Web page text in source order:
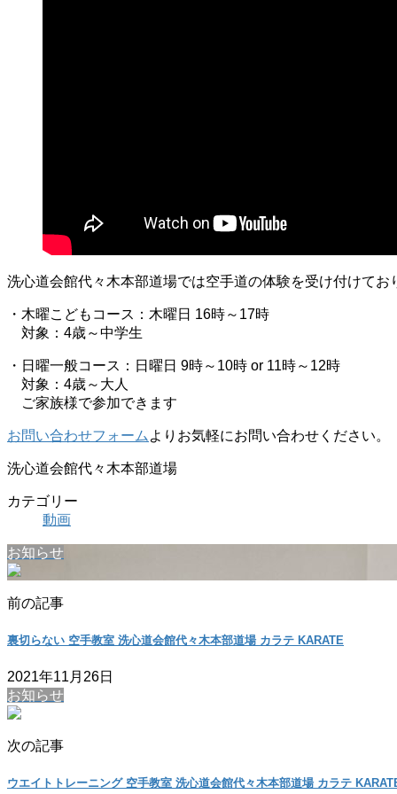
洗心道会館代々木本部道場では空手道の体験を受け付けてお
・木曜こどもコース：木曜日 16時～17時
対象：4歳～中学生
・日曜一般コース：日曜日 9時～10時 or 11時～12時
対象：4歳～大人
ご家族様で参加できます
お問い合わせフォーム よりお気軽にお問い合わせください。
洗心道会館代々木本部道場
カテゴリー
動画
お知らせ
前の記事
裏切らない 空手教室 洗心道会館代々木本部道場 カラテ KARATE
2021年11月26日
お知らせ
次の記事
ウエイトトレーニング 空手教室 洗心道会館代々木本部道場 カラテ